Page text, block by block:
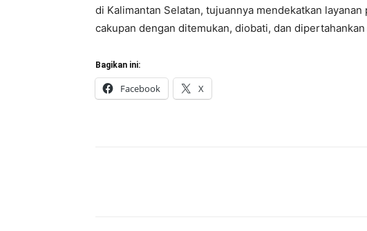
di Kalimantan Selatan, tujuannya mendekatkan
cakupan dengan ditemukan, diobati, dan
Bagikan ini:
Facebook X